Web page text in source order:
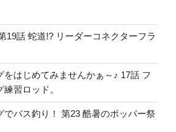
19話 蛇道!? リーダーコネクターフラ
をはじめてみませんかぁ～♪ 17話 フ
習ロッド。
でバス釣り！ 第23 酷暑のポッパー祭